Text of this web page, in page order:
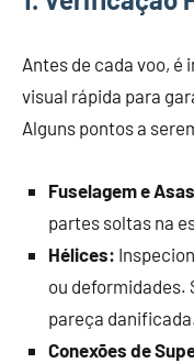
Antes de cada voo,
visual rápida para
Alguns pontos a
Fuselagem e
partes soltas na
Hélices:
ou deformidades.
pareça
Conexões de